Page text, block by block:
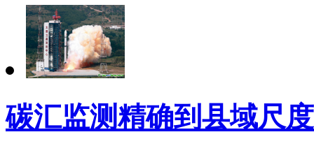
碳汇监测精确到县域尺